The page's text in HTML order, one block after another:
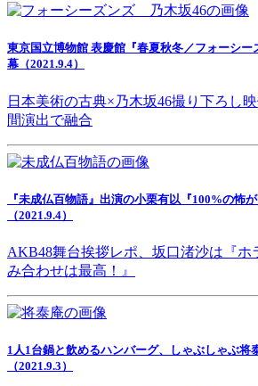
東京国立博物館 表慶館『春夏秋冬／フォーシ
幕（2021.9.4）
日本美術の古典×乃木坂46撮り下ろし
間演出で融合
『未成仏百物語』出演の小栗有以『100%の怖
（2021.9.4）
AKB48舞台挨拶レポ、坂口渚沙は『ホ
み合わせは最高！』
1人1台鍋と飲めるハンバーグ、しゃぶしゃぶ将
（2021.9.3）